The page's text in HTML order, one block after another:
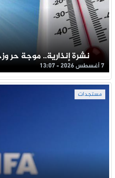
نشرة إنذارية.. موجة حر
7 أغسطس 2026 - 13:07
مستجدات